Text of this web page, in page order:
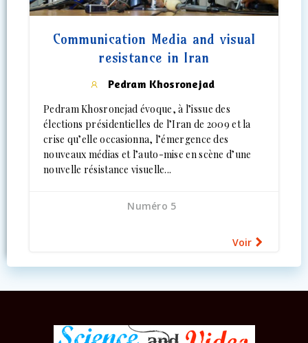
Communication Media and visual
resistance in Iran
Pedram Khosronejad
Pedram Khosronejad évoque, à l’issue des
élections présidentielles de l’Iran de 2009 et la
crise qu’elle occasionna, l’émergence des
nouveaux médias et l’auto-mise en scène d’une
nouvelle résistance visuelle...
Numéro 5
Voir